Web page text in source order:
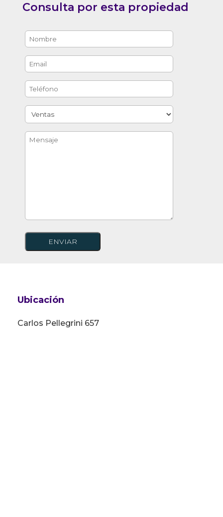
Consulta por esta propiedad
Ubicación
Carlos Pellegrini 657